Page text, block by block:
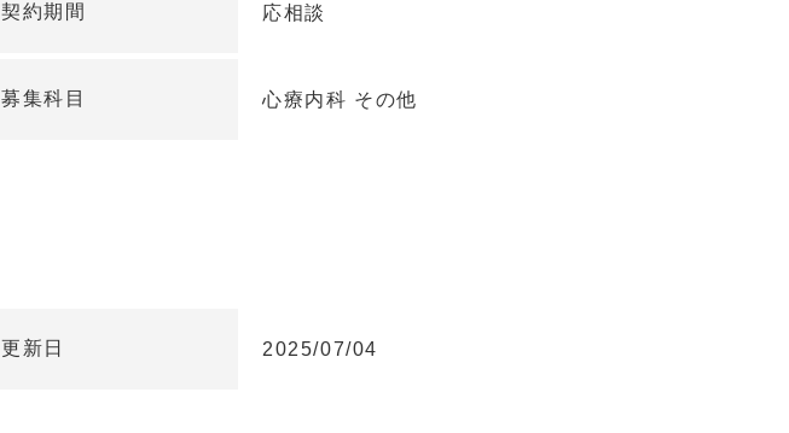
契約期間 応相談
募集科目 心療内科 その他
更新日 2025/07/04